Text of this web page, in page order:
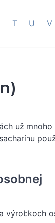
T U V
už mnoho
výrobkoch